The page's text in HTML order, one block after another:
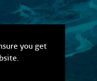
you get